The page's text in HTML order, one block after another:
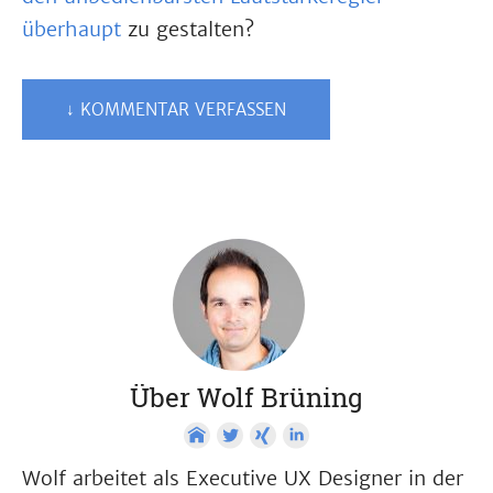
überhaupt zu gestalten?
↓ KOMMENTAR VERFASSEN
Über Wolf Brüning
Wolf arbeitet als Executive UX Designer in der